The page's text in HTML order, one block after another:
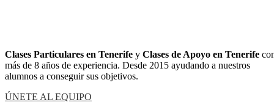
Clases Particulares en Tenerife y Clases de Apoyo en Tenerife
más de 8 años de experiencia. Desde 2015 ayudando a nuestros
alumnos a conseguir sus objetivos.
ÚNETE AL EQUIPO